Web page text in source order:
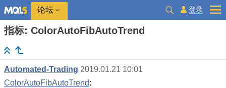
论坛 登录
指标: ColorAutoFibAutoTrend
Automated-Trading 2019.01.21 10:01
ColorAutoFibAutoTrend: